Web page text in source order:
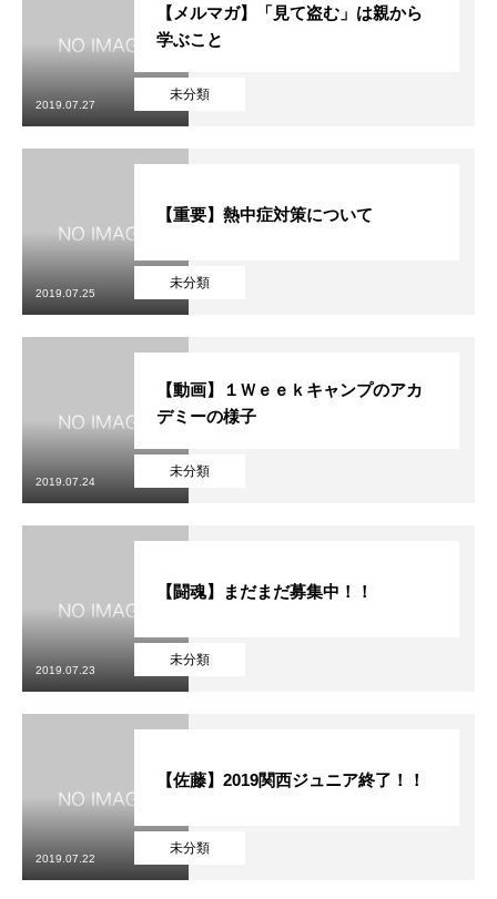
未分類
【メルマガ】「見て盗む」は親から
学ぶこと
2019.07.27
未分類
【重要】熱中症対策について
2019.07.25
未分類
【動画】１Ｗｅｅｋキャンプのアカ
デミーの様子
2019.07.24
未分類
【闘魂】まだまだ募集中！！
2019.07.23
未分類
【佐藤】2019関西ジュニア終了！！
2019.07.22